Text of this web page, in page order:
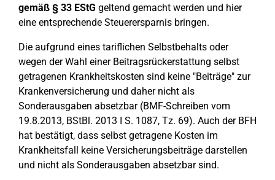
gemäß § 33 EStG geltend gemacht werden und hier
eine entsprechende Steuerersparnis bringen.
Die aufgrund eines tariflichen Selbstbehalts oder
wegen der Wahl einer Beitragsrückerstattung selbst
getragenen Krankheitskosten sind keine "Beiträge" zur
Krankenversicherung und daher nicht als
Sonderausgaben absetzbar (BMF-Schreiben vom
19.8.2013, BStBl. 2013 I S. 1087, Tz. 69). Auch der BFH
hat bestätigt, dass selbst getragene Kosten im
Krankheitsfall keine Versicherungsbeiträge darstellen
und nicht als Sonderausgaben absetzbar sind.